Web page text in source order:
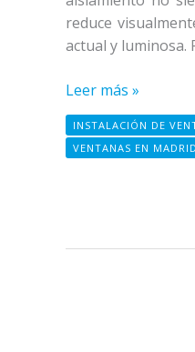
reduce
actual y luminosa.
Leer más »
INSTALACIÓN DE
VENTANAS EN MADRID